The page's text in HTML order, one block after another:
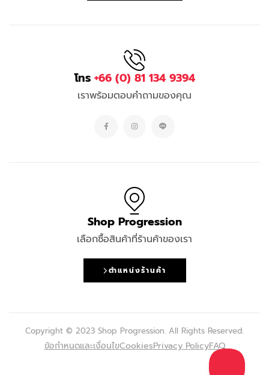
โทร +66 (0) 81 134 9394
เราพร้อมตอบคำถามของคุณ
Shop Progression
เลือกซื้อสินค้าที่ร้านค้าของเรา
ตำแหน่งร้านค้า
Copyright © 2023 Shop Progression. All Rights Reserved.
ข้อกำหนดและเงื่อนไขCookiesPrivacy PolicyFAQ